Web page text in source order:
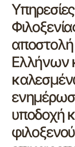
Ελλήνων
υποδοχή